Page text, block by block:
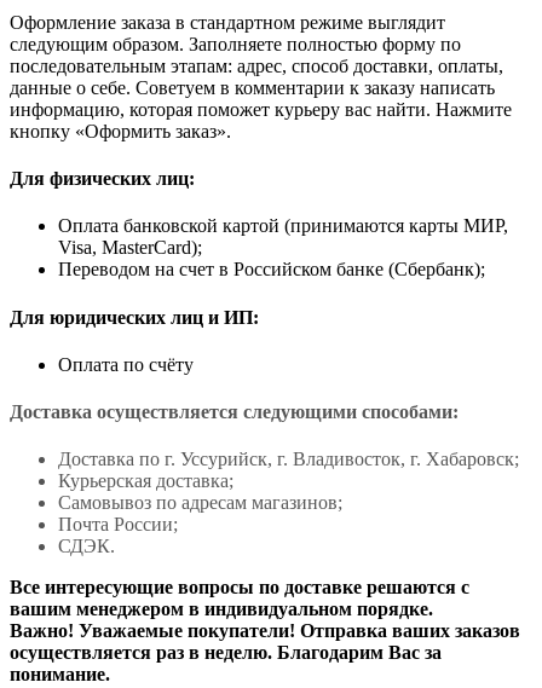
Оформление заказа в стандартном режиме выглядит
следующим образом. Заполняете полностью форму по
последовательным этапам: адрес, способ доставки, оплаты,
данные о себе. Советуем в комментарии к заказу написать
информацию, которая поможет курьеру вас найти. Нажмите
кнопку «Оформить заказ».
Для физических лиц:
Оплата банковской картой (принимаются карты МИР,
Visa, MasterCard);
Переводом на счет в Российском банке (Сбербанк);
Для юридических лиц и ИП:
Оплата по счёту
Доставка осуществляется следующими способами:
Доставка по г. Уссурийск, г. Владивосток, г. Хабаровск;
Курьерская доставка;
Самовывоз по адресам магазинов;
Почта России;
СДЭК.
Все интересующие вопросы по доставке решаются с
вашим менеджером в индивидуальном порядке.
Важно! Уважаемые покупатели! Отправка ваших заказов
осуществляется раз в неделю. Благодарим Вас за
понимание.